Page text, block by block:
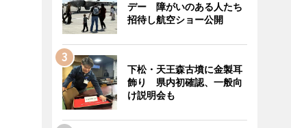
デー 障がいのある人たち
招待し航空ショー公開
下松・天王森古墳に金製耳
飾り 県内初確認、一般向
け説明会も